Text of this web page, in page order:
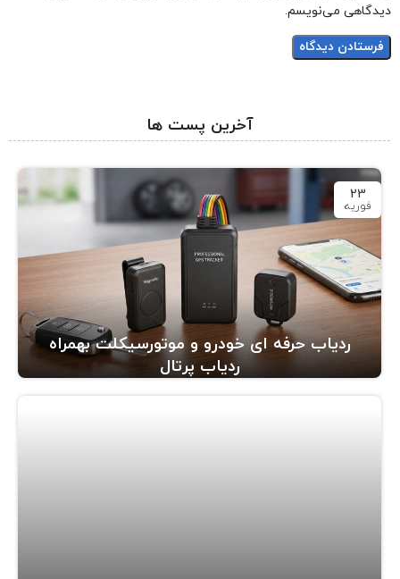
دیدگاهی می‌نویسم.
آخرین پست ها
23
فوریه
ردیاب حرفه ای خودرو و موتورسیکلت بهمراه
ردیاب پرتال